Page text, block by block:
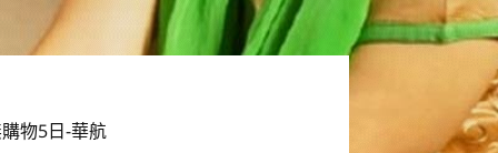
物5日-華航